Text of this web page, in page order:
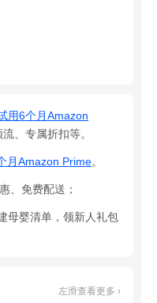
用6个月Amazon
、专属折扣等。
月Amazon Prime。
、免费配送；
母婴清单，领新人礼包
左滑查看更多 ›